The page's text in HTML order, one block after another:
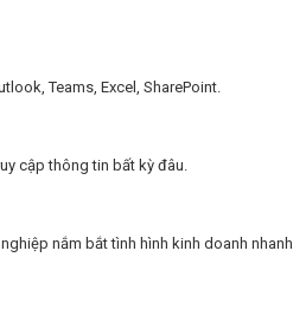
Teams, Excel, SharePoint.
cập thông tin bất kỳ đâu.
nắm bắt tình hình kinh doanh nhanh